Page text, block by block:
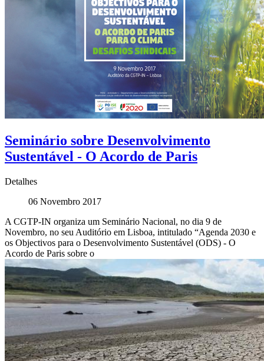
Seminário sobre Desenvolvimento
Sustentável - O Acordo de Paris
Detalhes
06 Novembro 2017
A CGTP-IN organiza um Seminário Nacional, no dia 9 de
Novembro, no seu Auditório em Lisboa, intitulado “Agenda 2030 e
os Objectivos para o Desenvolvimento Sustentável (ODS) - O
Acordo de Paris sobre o